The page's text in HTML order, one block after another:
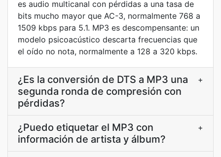
es audio multicanal con pérdidas a una tasa de
bits mucho mayor que AC-3, normalmente 768 a
1509 kbps para 5.1. MP3 es descompensante: un
modelo psicoacústico descarta frecuencias que
el oído no nota, normalmente a 128 a 320 kbps.
¿Es la conversión de DTS a MP3 una
segunda ronda de compresión con
pérdidas?
+
¿Puedo etiquetar el MP3 con
información de artista y álbum?
+